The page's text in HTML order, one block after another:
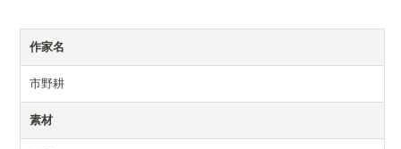
作家名
市野耕
素材